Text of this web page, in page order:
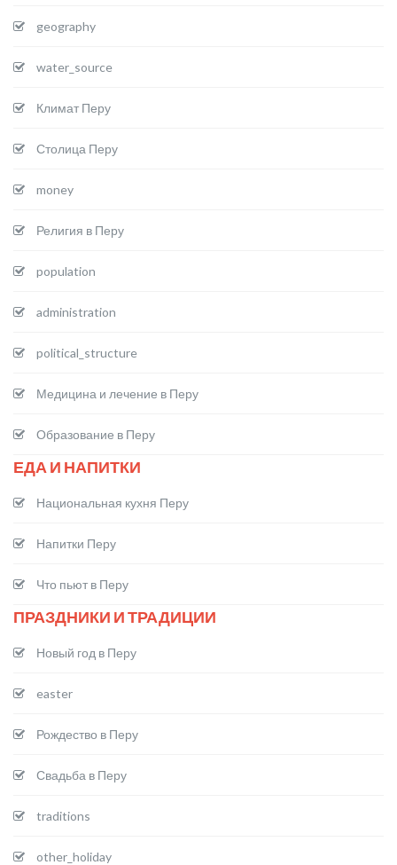
geography
water_source
Климат Перу
Столица Перу
money
Религия в Перу
population
administration
political_structure
Медицина и лечение в Перу
Образование в Перу
ЕДА И НАПИТКИ
Национальная кухня Перу
Напитки Перу
Что пьют в Перу
ПРАЗДНИКИ И ТРАДИЦИИ
Новый год в Перу
easter
Рождество в Перу
Свадьба в Перу
traditions
other_holiday